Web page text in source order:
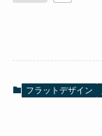
フラットデザイン